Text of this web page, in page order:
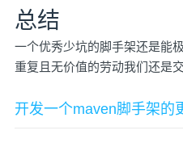
总结
一个优秀少坑的脚手架还是能
重复且无价值的劳动我们还是
开发一个maven脚手架的